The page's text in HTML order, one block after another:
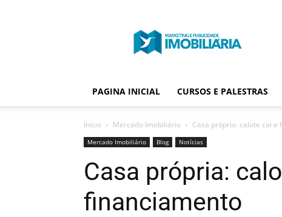
Publicidade
Imobiliária
PAGINA INICIAL CURSOS E PALESTRAS
Início Mercado Imobiliário Casa própria: calote cai
Mercado Imobiliário Blog Notícias
Casa própria:
financiamento